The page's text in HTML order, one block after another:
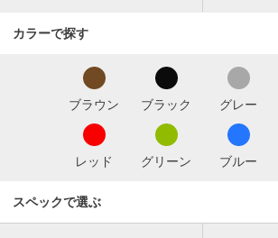
カラーで探す
ブラウン ブラック グレー
レッド グリーン ブルー
スペックで選ぶ